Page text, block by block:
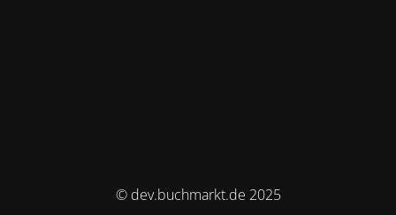
© dev.buchmarkt.de 2025